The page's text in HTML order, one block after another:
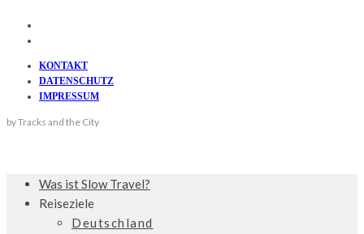
KONTAKT
DATENSCHUTZ
IMPRESSUM
by Tracks and the City
Was ist Slow Travel?
Reiseziele
Deutschland